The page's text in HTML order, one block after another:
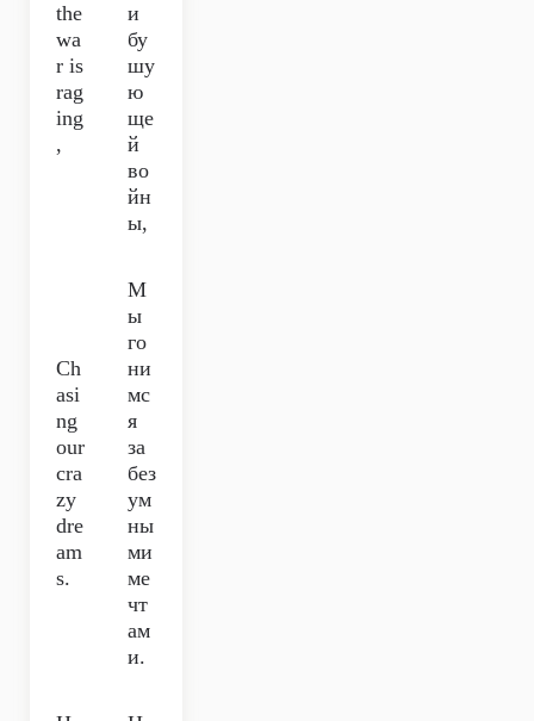
the
wa
r is
rag
ing
,
и
бу
шу
ю
ще
й
во
йн
ы,
Ch
asi
ng
our
cra
zy
dre
am
s.
М
ы
го
ни
мс
я
за
без
ум
ны
ми
ме
чт
ам
и.